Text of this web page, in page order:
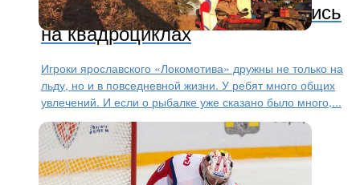
Игроки «Локомотива» покатались
на квадроциклах
Игроки ярославского «Локомотива» дружны не только на
льду, но и в повседневной жизни. У ребят много общих
увлечений. И если о рыбалке уже сказано было много,...